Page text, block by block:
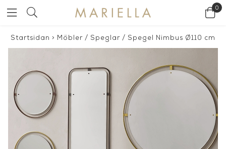
0
Startsidan > Möbler / Speglar / Spegel Nimbus Ø110 cm